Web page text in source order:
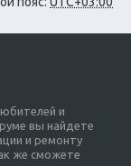
и
вы найдете
и ремонту
же сможете